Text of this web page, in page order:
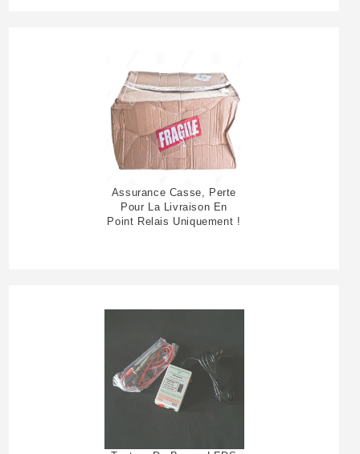
Assurance Casse, Perte
Pour La Livraison En
Point Relais Uniquement !